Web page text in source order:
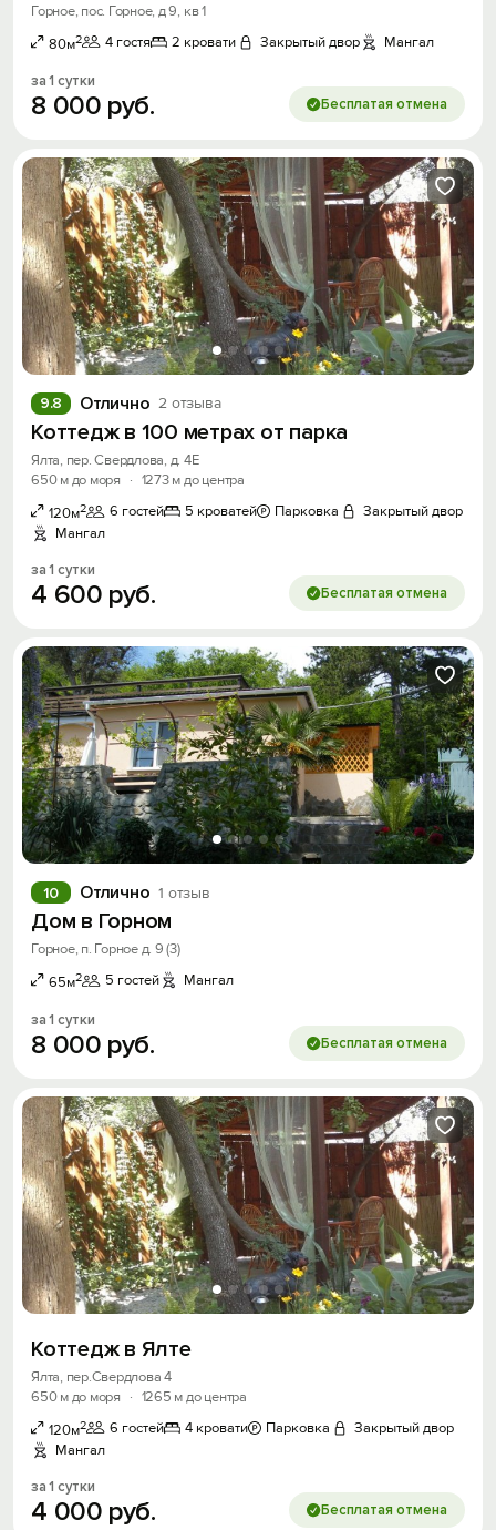
Горное, пос. Горное, д 9, кв 1
80м2 4 гостя 2 кровати Закрытый двор Мангал
за 1 сутки
8 000 руб. Бесплатая отмена
Отлично 2 отзыва
9.8
Коттедж в 100 метрах от парка
Ялта, пер. Свердлова, д. 4Е
650 м до моря
· 1273 м до центра
120м2 6 гостей 5 кроватей Парковка
Закрытый двор
Мангал
за 1 сутки
4 600 руб. Бесплатая отмена
Отлично 1 отзыв
10
Дом в Горном
Горное, п. Горное д. 9 (3)
65м2 5 гостей Мангал
за 1 сутки
8 000 руб. Бесплатая отмена
Коттедж в Ялте
Ялта, пер.Свердлова 4
650 м до моря
· 1265 м до центра
120м2 6 гостей 4 кровати Парковка
Закрытый двор
Мангал
за 1 сутки
4 000 руб. Бесплатая отмена
Хочешь дешевле? Оставь почту и получи
Получить промокод
Войти с помощью